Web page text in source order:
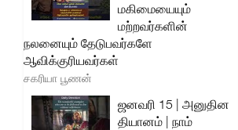
மகிமையையும்
மற்றவர்களின்
நலனையும் தேடுபவர்களே
ஆவிக்குரியவர்கள்
சகரியா பூணன்
ஜனவரி 15 | அனுதின
தியானம் | நாம்